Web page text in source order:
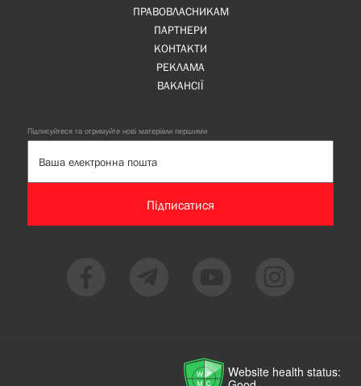
ПРАВОВЛАСНИКАМ
ПАРТНЕРИ
КОНТАКТИ
РЕКЛАМА
ВАКАНСІЇ
Підписуйтеся та отримуйте нові матеріали першими
Підписатися
Website health status: